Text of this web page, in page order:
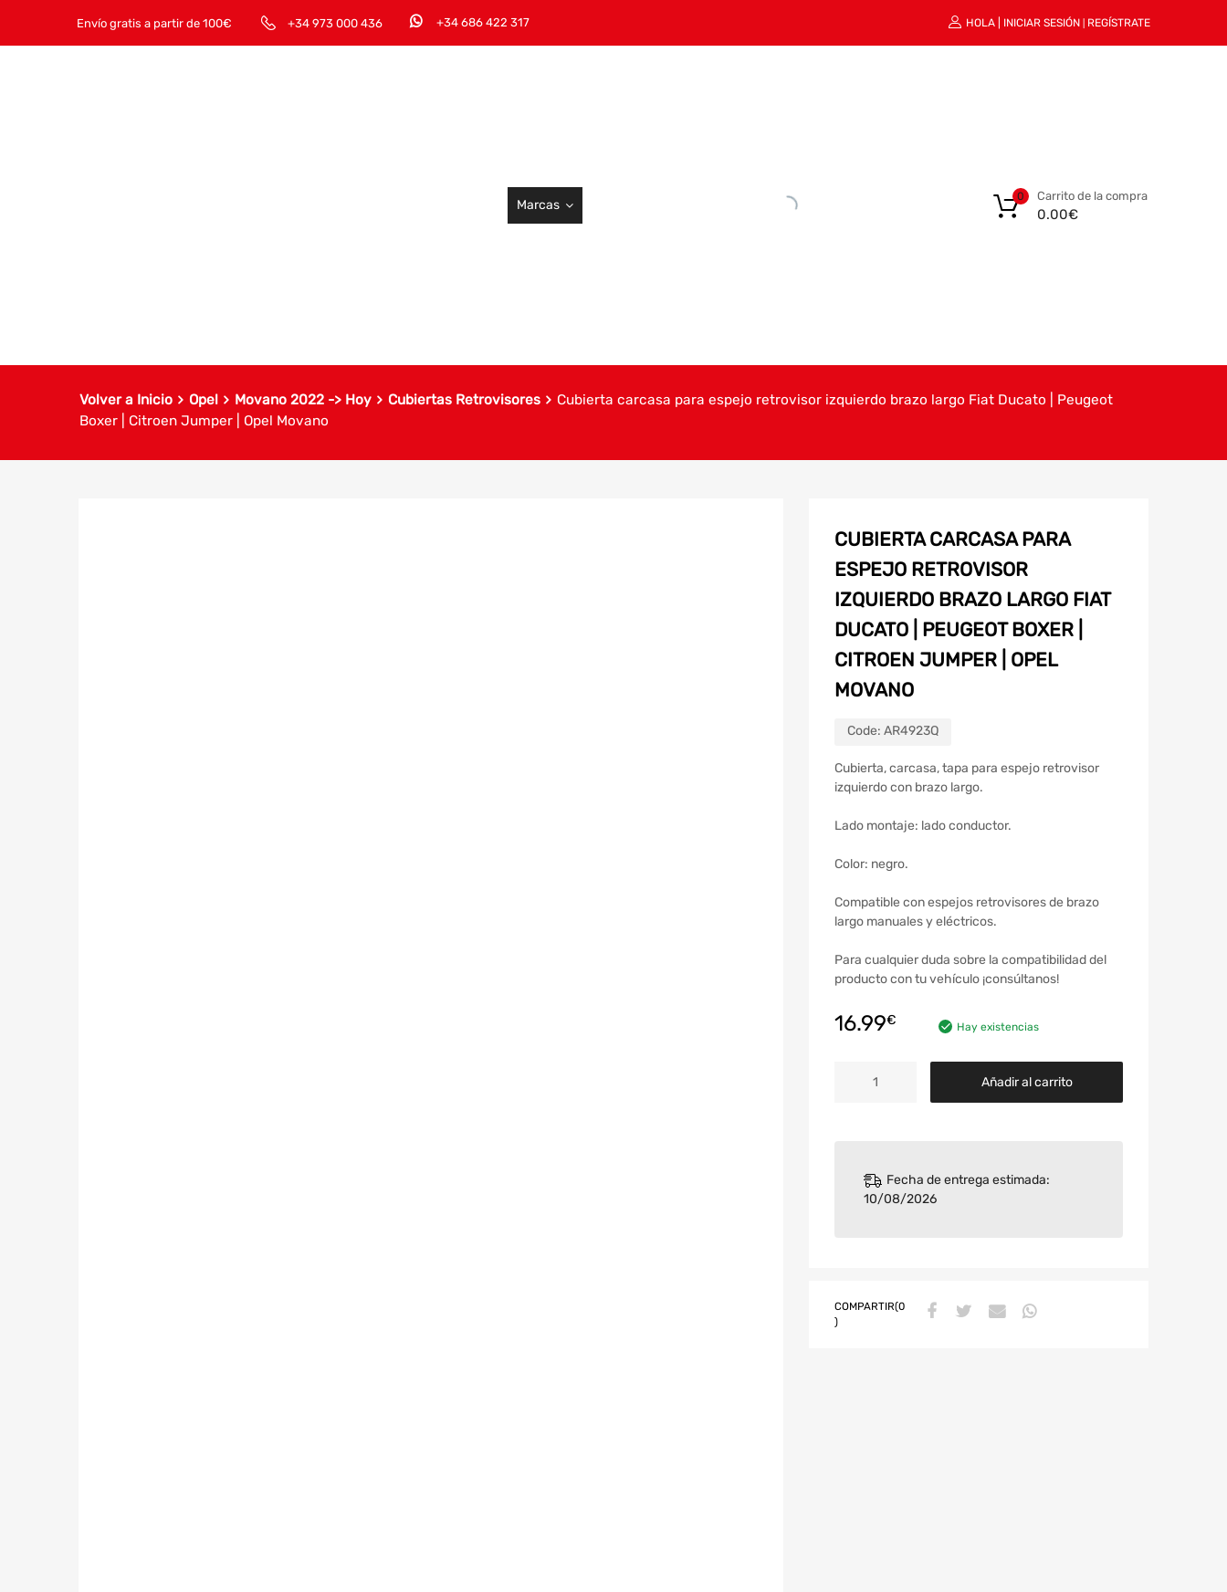
Envío gratis a partir de 100€ +34 973 000 436 +34 686 422 317 HOLA | INICIAR SESIÓN REGÍSTRATE
Marcas
Carrito de la compra
0.00€
0
Volver a Inicio Opel Movano 2022 -> Hoy Cubiertas Retrovisores
Cubierta carcasa para espejo retrovisor izquierdo brazo largo Fiat Ducato | Peugeot
Boxer | Citroen Jumper | Opel Movano
CUBIERTA CARCASA PARA
ESPEJO RETROVISOR
IZQUIERDO BRAZO LARGO FIAT
DUCATO | PEUGEOT BOXER |
CITROEN JUMPER | OPEL
MOVANO
Code: AR4923Q
Cubierta, carcasa, tapa para espejo retrovisor
izquierdo con brazo largo.
Lado montaje: lado conductor.
Color: negro.
Compatible con espejos retrovisores de brazo
largo manuales y eléctricos.
Para cualquier duda sobre la compatibilidad del
producto con tu vehículo ¡consúltanos!
16.99€ Hay existencias
Añadir al carrito
Fecha de entrega estimada:
10/08/2026
COMPARTIR(0
)